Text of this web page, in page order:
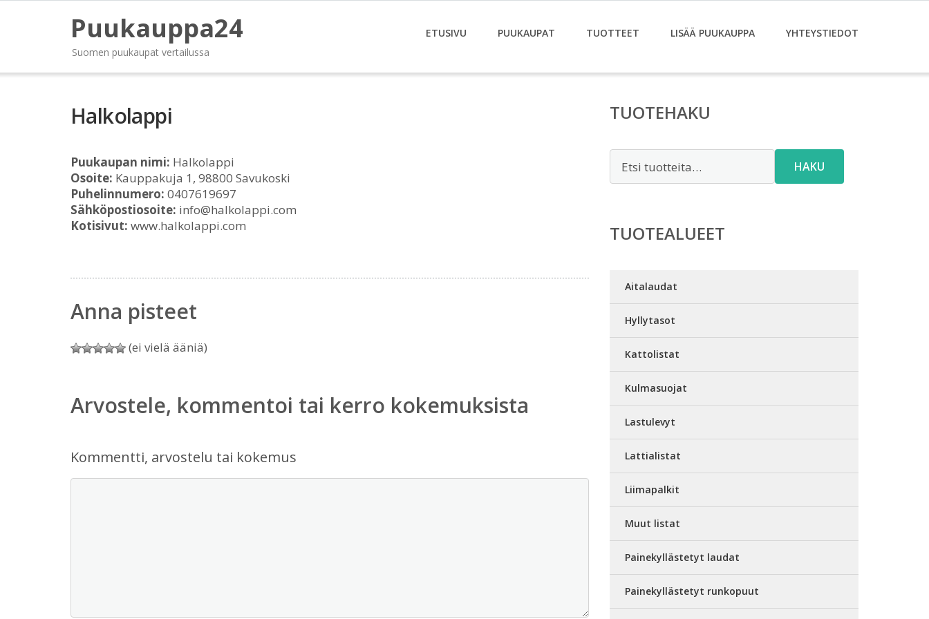
Puukauppa24
Suomen puukaupat vertailussa
ETUSIVU PUUKAUPAT TUOTTEET LISÄÄ PUUKAUPPA YHTEYSTIEDOT
Halkolappi
Puukaupan nimi: Halkolappi
Osoite: Kauppakuja 1, 98800 Savukoski
Puhelinnumero: 0407619697
Sähköpostiosoite: info@halkolappi.com
Kotisivut: www.halkolappi.com
Anna pisteet
(ei vielä ääniä)
Arvostele, kommentoi tai kerro kokemuksista
Kommentti, arvostelu tai kokemus
TUOTEHAKU
HAKU
TUOTEALUEET
Aitalaudat
Hyllytasot
Kattolistat
Kulmasuojat
Lastulevyt
Lattialistat
Liimapalkit
Muut listat
Painekyllästetyt laudat
Painekyllästetyt runkopuut